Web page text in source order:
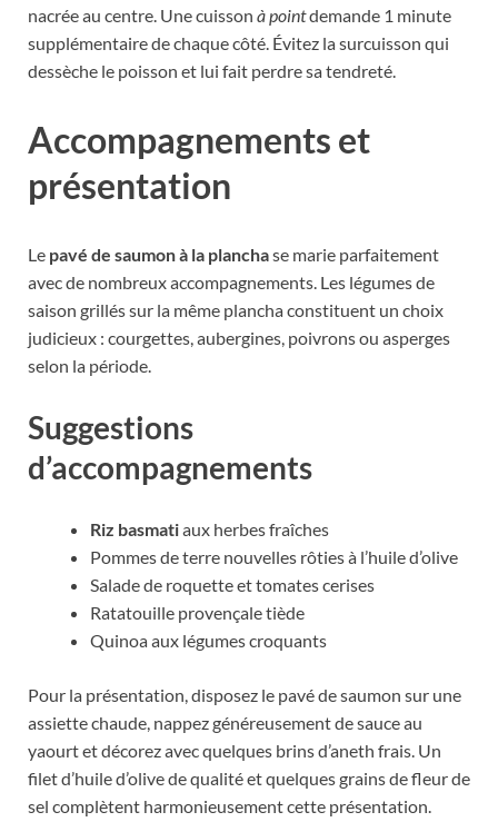
nacrée au centre. Une cuisson à pointdemande 1 minute
supplémentaire de chaque côté. Évitez la surcuisson qui
dessèche le poisson et lui fait perdre sa tendreté.
Accompagnements et
présentation
Le pavé de saumon à la planchase marie parfaitement
avec de nombreux accompagnements. Les légumes de
saison grillés sur la même plancha constituent un choix
judicieux : courgettes, aubergines, poivrons ou asperges
selon la période.
Suggestions
d’accompagnements
Riz basmatiaux herbes fraîches
Pommes de terre nouvelles rôties à l’huile d’olive
Salade de roquette et tomates cerises
Ratatouille provençale tiède
Quinoa aux légumes croquants
Pour la présentation, disposez le pavé de saumon sur une
assiette chaude, nappez généreusement de sauce au
yaourt et décorez avec quelques brins d’aneth frais. Un
filet d’huile d’olive de qualité et quelques grains de fleur de
sel complètent harmonieusement cette présentation.